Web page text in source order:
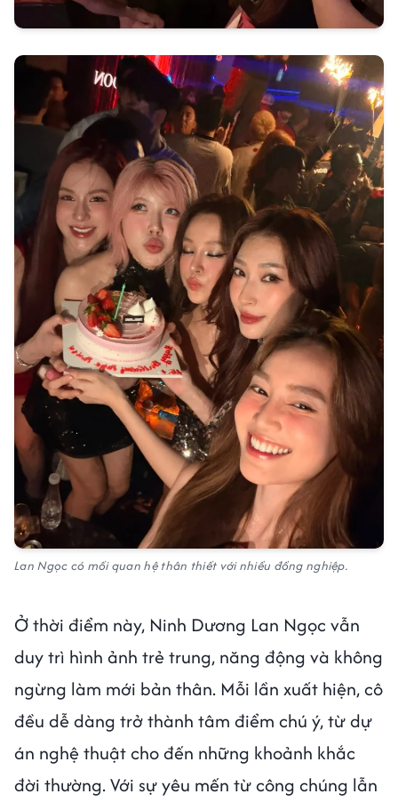
Lan Ngọc có mối quan hệ thân thiết với nhiều đồng nghiệp.
Ở thời điểm này, Ninh Dương Lan Ngọc vẫn
duy trì hình ảnh trẻ trung, năng động và không
ngừng làm mới bản thân. Mỗi lần xuất hiện, cô
đều dễ dàng trở thành tâm điểm chú ý, từ dự
án nghệ thuật cho đến những khoảnh khắc
đời thường. Với sự yêu mến từ công chúng lẫn